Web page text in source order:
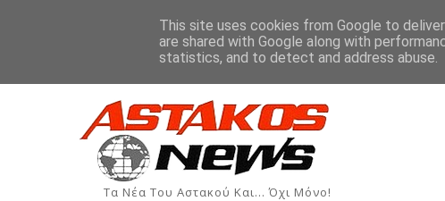
Ιστορία Χρήσιμα Τηλέφωνα Αγγελίες
ΡΟΗ ΕΙΔΗΣΕΩΝ
Τα Νέα Του Αστακού Και... Όχι Μόνο!
This site uses cookies from Google to
are shared with Google along with
statistics, and to detect and address abuse.